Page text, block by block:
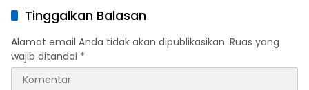
Tinggalkan Balasan
Alamat email Anda tidak akan dipublikasikan. Ruas yang
wajib ditandai *